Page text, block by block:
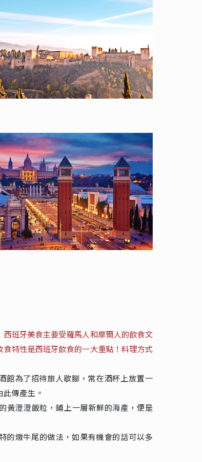
班牙美食主要受羅馬人和摩爾人的飲食文
特性是西班牙飲食的一大重點！料理方式
館為了招待旅人歇腳，常在酒杯上放置一
傳產生。
黃澄澄飯粒，鋪上一層新鮮的海產，便是
的燉牛尾的做法，如果有機會的話可以多